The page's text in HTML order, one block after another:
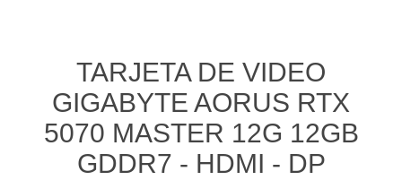
TARJETA DE VIDEO
GIGABYTE AORUS RTX
5070 MASTER 12G 12GB
GDDR7 - HDMI - DP